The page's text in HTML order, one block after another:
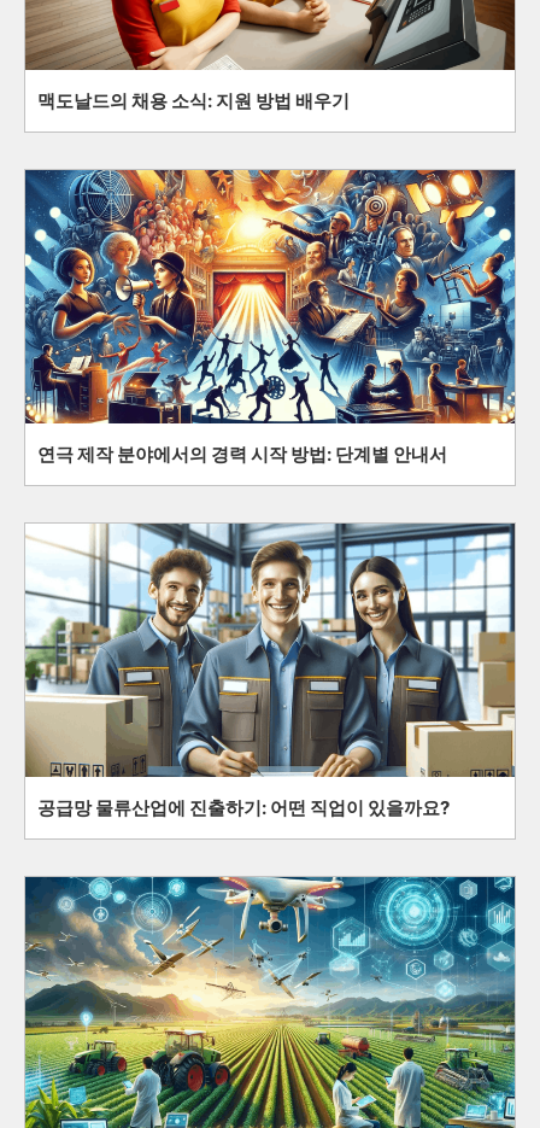
맥도날드의 채용 소식: 지원 방법 배우기
연극 제작 분야에서의 경력 시작 방법: 단계별 안내서
공급망 물류산업에 진출하기: 어떤 직업이 있을까요?